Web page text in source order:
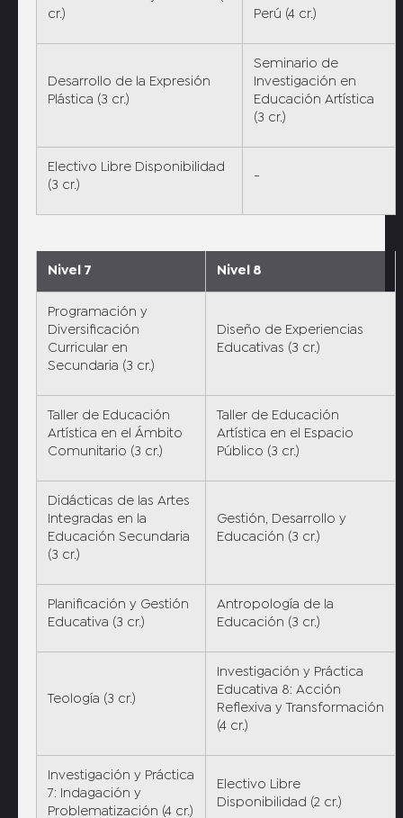
cr.)
Perú (4 cr.)
Desarrollo de la Expresión
Plástica (3 cr.)
Seminario de
Investigación en
Educación Artística
(3 cr.)
Electivo Libre Disponibilidad
(3 cr.)
-
Nivel 7 Nivel 8
Programación y
Diversificación
Curricular en
Secundaria (3 cr.)
Diseño de Experiencias
Educativas (3 cr.)
Taller de Educación
Artística en el Ámbito
Comunitario (3 cr.)
Taller de Educación
Artística en el Espacio
Público (3 cr.)
Didácticas de las Artes
Integradas en la
Educación Secundaria
(3 cr.)
Gestión, Desarrollo y
Educación (3 cr.)
Planificación y Gestión
Educativa (3 cr.)
Antropología de la
Educación (3 cr.)
Teología (3 cr.)
Investigación y Práctica
Educativa 8: Acción
Reflexiva y Transformación
(4 cr.)
Investigación y Práctica
7: Indagación y
Problematización (4 cr.)
Electivo Libre
Disponibilidad (2 cr.)